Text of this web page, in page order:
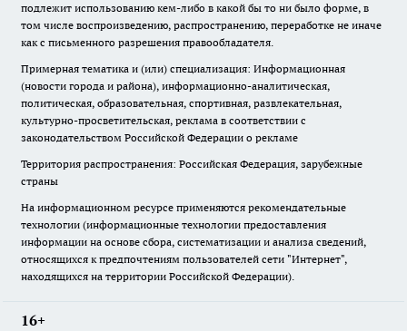
подлежит использованию кем-либо в какой бы то ни было форме, в
том числе воспроизведению, распространению, переработке не иначе
как с письменного разрешения правообладателя.
Примерная тематика и (или) специализация: Информационная
(новости города и района), информационно-аналитическая,
политическая, образовательная, спортивная, развлекательная,
культурно-просветительская, реклама в соответствии с
законодательством Российской Федерации о рекламе
Территория распространения: Российская Федерация, зарубежные
страны
На информационном ресурсе применяются рекомендательные
технологии (информационные технологии предоставления
информации на основе сбора, систематизации и анализа сведений,
относящихся к предпочтениям пользователей сети "Интернет",
находящихся на территории Российской Федерации).
16+